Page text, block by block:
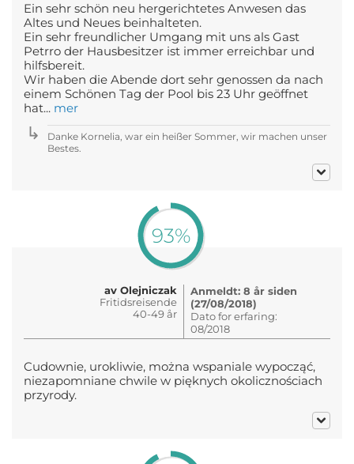
Ein sehr schön neu hergerichtetes Anwesen das
Altes und Neues beinhalteten.
Ein sehr freundlicher Umgang mit uns als Gast
Petrro der Hausbesitzer ist immer erreichbar und
hilfsbereit.
Wir haben die Abende dort sehr genossen da nach
einem Schönen Tag der Pool bis 23 Uhr geöffnet
hat... mer
Danke Kornelia, war ein heißer Sommer, wir machen unser
Bestes.
93%
av Olejniczak
Fritidsreisende
40-49 år
Anmeldt: 8 år siden
(27/08/2018)
Dato for erfaring:
08/2018
Cudownie, urokliwie, można wspaniale wypocząć,
niezapomniane chwile w pięknych okolicznościach
przyrody.